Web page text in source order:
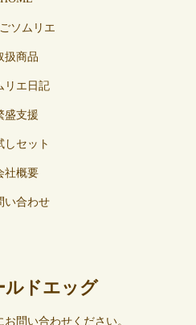
ソムリエ
扱商品
リエ日記
盛支援
しセット
社概要
い合わせ
ルドエッグ
問い合わせください。